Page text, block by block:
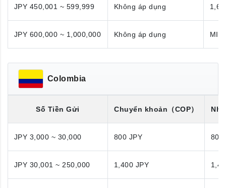
JPY 450,001 ~ 599,999 Không áp dụng
JPY 600,000 ~ 1,000,000 Không áp dụng
Colombia
Số Tiền Gửi Chuyển khoản （COP）
JPY 3,000 ~ 30,000 800 JPY 800
JPY 30,001 ~ 250,000 1,400 JPY